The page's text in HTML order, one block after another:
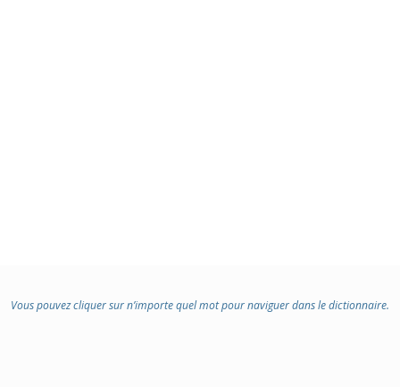
Vous pouvez cliquer sur n’importe quel mot pour naviguer dans le dictionnaire.